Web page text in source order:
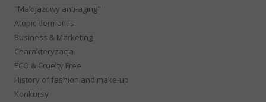
"Makijażowy anti-aging"
Atopic dermatitis
Business & Marketing
Charakteryzacja
ECO & Cruelty Free
History of fashion and make-up
Konkursy